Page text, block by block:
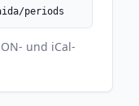
periods
und iCal-